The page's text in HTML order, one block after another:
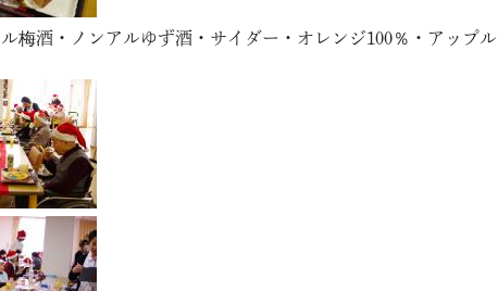
梅酒・ノンアルゆず酒・サイダー・オレンジ100％・アップル